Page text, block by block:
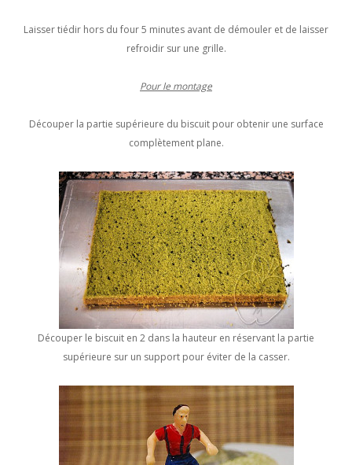
Laisser tiédir hors du four 5 minutes avant de démouler et de laisser
refroidir sur une grille.
Pour le montage
Découper la partie supérieure du biscuit pour obtenir une surface
complètement plane.
Découper le biscuit en 2 dans la hauteur en réservant la partie
supérieure sur un support pour éviter de la casser.